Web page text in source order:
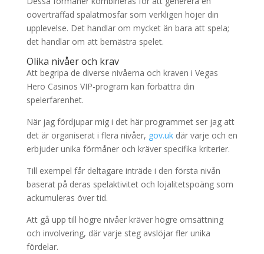
oöverträffad spalatmosfär som verkligen höjer din
upplevelse. Det handlar om mycket än bara att spela;
det handlar om att bemästra spelet.
Olika nivåer och krav
Att begripa de diverse nivåerna och kraven i Vegas
Hero Casinos VIP-program kan förbättra din
spelerfarenhet.
När jag fördjupar mig i det här programmet ser jag att
det är organiserat i flera nivåer, gov.ukdär varje och en
erbjuder unika förmåner och kräver specifika kriterier.
Till exempel får deltagare inträde i den första nivån
baserat på deras spelaktivitet och lojalitetspoäng som
ackumuleras över tid.
Att gå upp till högre nivåer kräver högre omsättning
och involvering, där varje steg avslöjar fler unika
fördelar.